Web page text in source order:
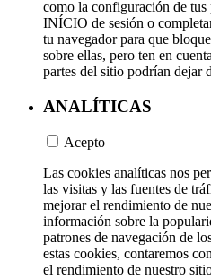
como la configuración de
INÍCIO de sesión o
tu navegador para que
sobre ellas, pero ten en
partes del sitio podrían dejar
ANALÍTICAS
Acepto
Las cookies analíticas nos
las visitas y las fuentes de
mejorar el rendimiento de
información sobre la
patrones de navegación de
estas cookies, contaremos
el rendimiento de nuestro